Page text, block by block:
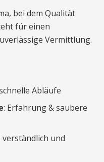
bei dem Qualität
für einen
Vermittlung.
Abläufe
: Erfahrung & saubere
verständlich und